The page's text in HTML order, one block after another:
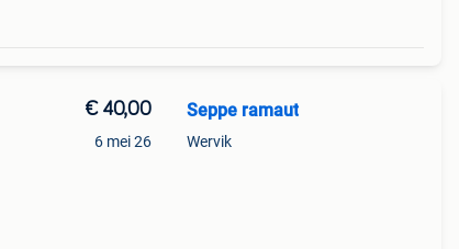
€ 40,00
6 mei 26
Seppe ramaut
Wervik